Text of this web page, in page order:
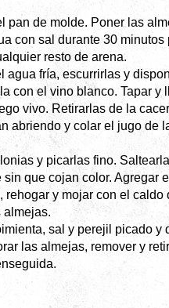
pan de molde. Poner las
con sal durante 30 minutos
resto de arena.
agua fría, escurrirlas y
con el vino blanco. Tapar y
vivo. Retirarlas de la
abriendo y colar el jugo de
y picarlas fino.
que cojan color. Agregar
rehogar y mojar con el caldo
almejas.
sal y perejil picado y
las almejas, remover y